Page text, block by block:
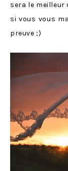
sera le
si vous vous
preuve ;)